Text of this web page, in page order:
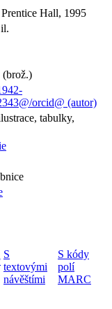
Hall, 1995
orcid@ (autor)
tabulky,
S
textovými
návěštími
S kódy
polí
MARC